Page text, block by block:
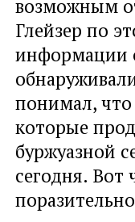
возможным
Глейзер по
информации
понимал, что
которые
буржуазной
сегодня. Вот